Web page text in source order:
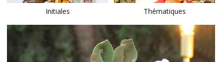
Initiales Thématiques